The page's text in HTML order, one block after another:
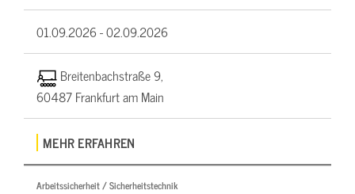
01.09.2026 -02.09.2026
Breitenbachstraße 9,
60487 Frankfurt am Main
MEHR ERFAHREN
Arbeitssicherheit / Sicherheitstechnik